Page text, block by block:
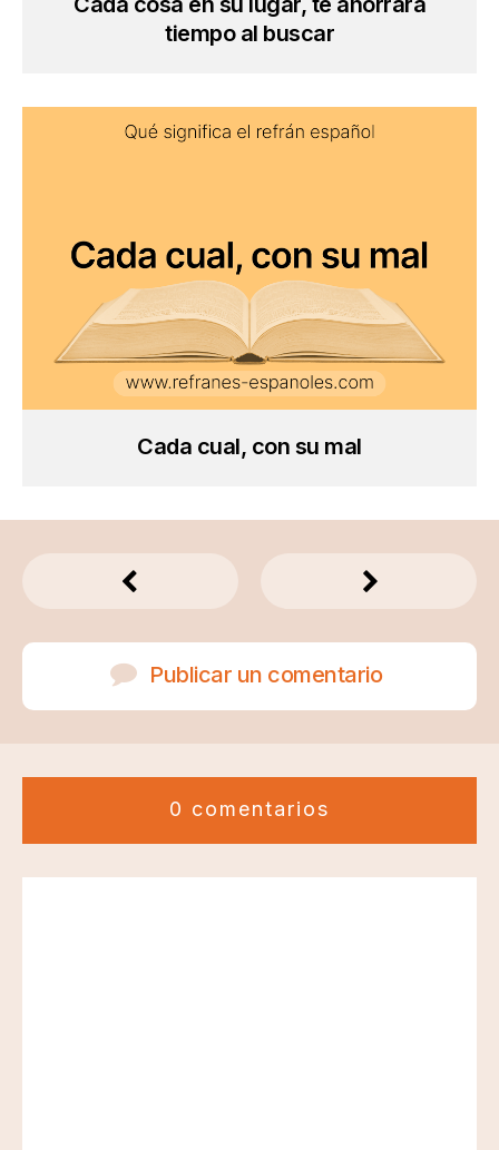
tiempo al buscar
Cada cual, con su mal
Publicar un comentario
0 comentarios